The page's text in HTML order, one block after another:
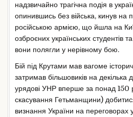
надзвичайно трагічна подія в
опинившись без війська, кинув на
російською армією, що йшла на
озброєних українських студентів
вони полягли у нерівному бою.
Бій під Крутами мав вагоме
затримав більшовиків на декілька
урядові УНР вперше за понад 150
скасування Гетьманщини)
визнання України на переговорах